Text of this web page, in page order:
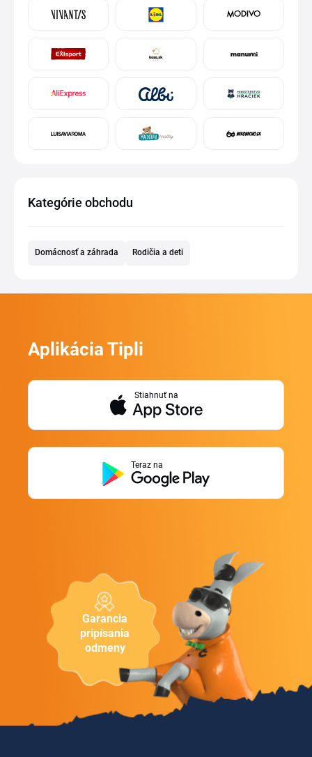
Kategórie obchodu
Domácnosť a záhrada Rodičia a deti
Garancia
pripísania
odmeny
Aplikácia Tipli
Stiahnuť na
Teraz na